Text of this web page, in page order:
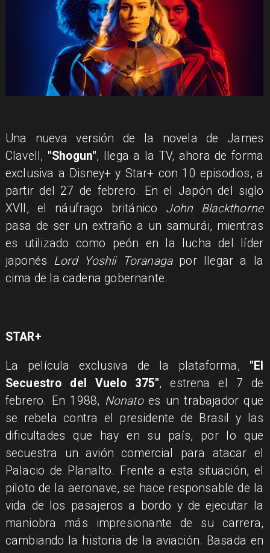
Una nueva versión de la novela de James
Clavell, "Shogun", llega a la TV, ahora de forma
exclusiva a Disney+ y Star+ con 10 episodios, a
partir del 27 de febrero. En el Japón del siglo
XVII, el náufrago británico John Blackthorne
pasa de ser un extraño a un samurái, mientras
es utilizado como peón en la lucha del líder
japonés Lord Yoshii Toranagapor llegar a la
cima de la cadena gobernante.
STAR+
La película exclusiva de la plataforma, "El
Secuestro del Vuelo 375", estrena el 7 de
febrero. En 1988, Nonatoes un trabajador que
se rebela contra el presidente de Brasil y las
dificultades que hay en su país, por lo que
secuestra un avión comercial para atacar el
Palacio de Planalto. Frente a esta situación, el
piloto de la aeronave, se hace responsable de la
vida de los pasajeros a bordo y de ejecutar la
maniobra más impresionante de su carrera,
cambiando la historia de la aviación. Basada en